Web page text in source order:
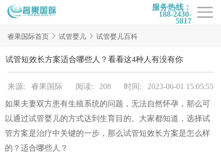
服务热线：
188-2430-
5817
首页
试管项目
试管百科
试管医院
睿果国际
睿果国际首页 试管婴儿 试管婴儿百科
试管短效长方案适合哪些人？看看这4种人有没有你
来源: 睿果国际 阅读: 208 时间: 2023-06-01 15:05:55
如果夫妻双方患有生殖系统的问题，无法自然怀孕，那么可
以通过试管婴儿的方式达到生育目的。大家都知道，选择试
管方案是治疗中关键的一步，那么试管短效长方案是怎么样
的？适合哪些人？